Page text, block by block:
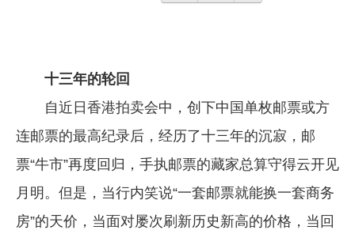
地矿 建设
《资源再生》杂志
十三年的轮回
自近日香港拍卖会中，创下中国单枚邮票或方
连邮票的最高纪录后，经历了十三年的沉寂，邮
票“牛市”再度回归，手执邮票的藏家总算守得云开见
月明。但是，当行内笑说“一套邮票就能换一套商务
房”的天价，当面对屡次刷新历史新高的价格，当回